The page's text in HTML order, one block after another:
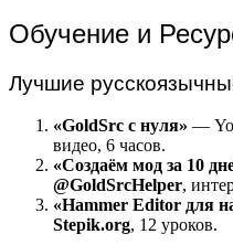
Обучение и
Лучшие
«GoldSrc с нуля» —
видео, 6 часов.
«Создаём мод за 10
@GoldSrcHelper,
«Hammer Editor для
Stepik.org, 12 уроков.